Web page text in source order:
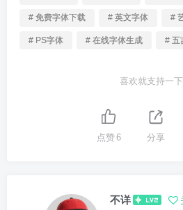
# 免费字体下载 # 英文字体 #
# PS字体 # 在线字体生成 # 五
喜欢就支持一
点赞6 分享
不详